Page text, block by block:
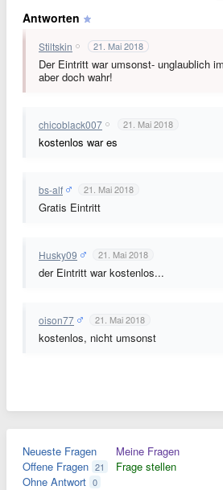
Antworten
Stiltskin 21. Mai 2018
Der Eintritt war umsonst- unglaublich
aber doch wahr!
chicoblack007 21. Mai 2018
kostenlos war es
bs-alf 21. Mai 2018
Gratis Eintritt
Husky09 21. Mai 2018
der Eintritt war kostenlos...
oison77 21. Mai 2018
kostenlos, nicht umsonst
Neueste Fragen
Offene Fragen 21
Ohne Antwort 0
Meine Fragen
Frage stellen